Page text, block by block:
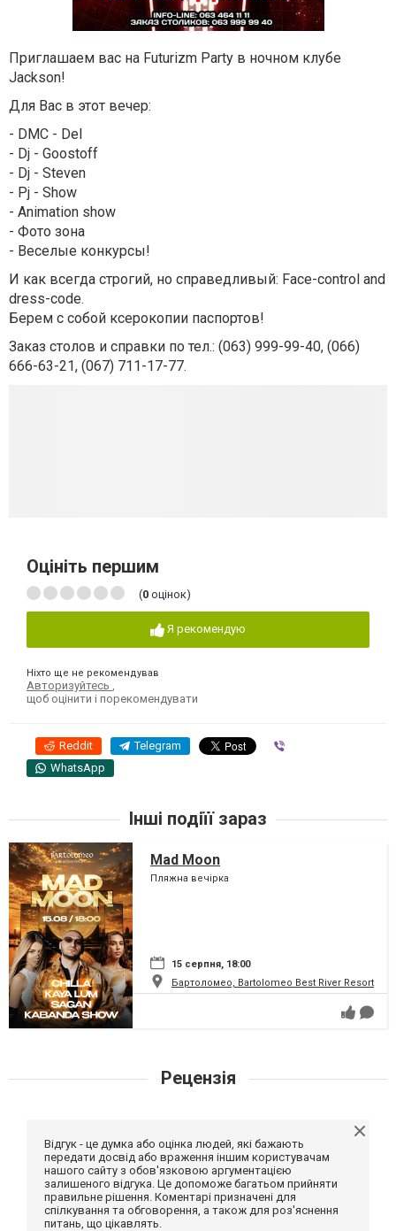
Приглашаем вас на Futurizm Party в ночном клубе
Jackson!
Для Вас в этот вечер:
- DMC - Del
- Dj - Goostoff
- Dj - Steven
- Pj - Show
- Animation show
- Фото зона
- Веселые конкурсы!
И как всегда строгий, но справедливый: Face-control and
dress-code.
Берем с собой ксерокопии паспортов!
Заказ столов и справки по тел.: (063) 999-99-40, (066)
666-63-21, (067) 711-17-77.
Оцініть першим
(0 оцінок)
Я рекомендую
Ніхто ще не рекомендував
Авторизуйтесь
щоб оцінити і порекомендувати
Reddit Telegram
WhatsApp
Інші подіїї зараз
Mad Moon
Пляжна вечірка
15 серпня, 18:00
Бартоломео, Bartolomeo Best River Resort
Рецензія
Відгук - це думка або оцінка людей, які бажають
передати досвід або враження іншим користувачам
нашого сайту з обов'язковою аргументацією
залишеного відгука. Це допоможе багатьом прийняти
правильне рішення. Коментарі призначені для
спілкування та обговорення, а також для роз'яснення
питань, що цікавлять.